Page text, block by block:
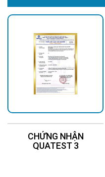
CHỨNG NHẬN
QUATEST 3